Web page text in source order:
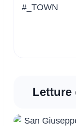
#_TOWN
Letture